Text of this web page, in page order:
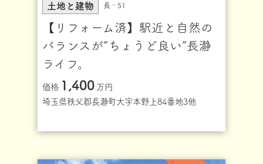
土地と建物
長‐51
【リフォーム済】駅近と自然の
バランスが“ちょうど良い”長瀞
ライフ。
価格 1,400 万円
埼玉県秩父郡長瀞町大字本野上84番地3他